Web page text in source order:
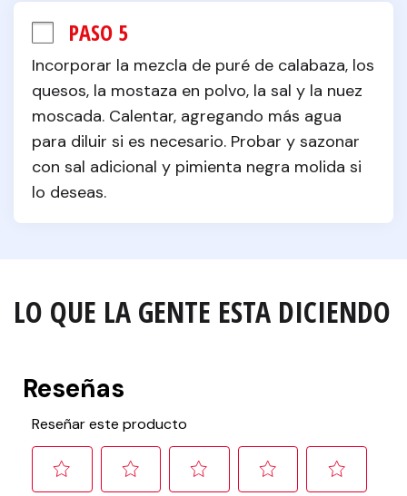
PASO 5
Incorporar la mezcla de puré de calabaza, los
quesos, la mostaza en polvo, la sal y la nuez
moscada. Calentar, agregando más agua
para diluir si es necesario. Probar y sazonar
con sal adicional y pimienta negra molida si
lo deseas.
LO QUE LA GENTE ESTA DICIENDO